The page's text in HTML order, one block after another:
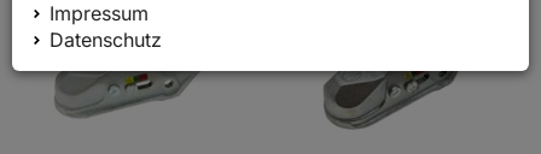
Impressum
Datenschutz